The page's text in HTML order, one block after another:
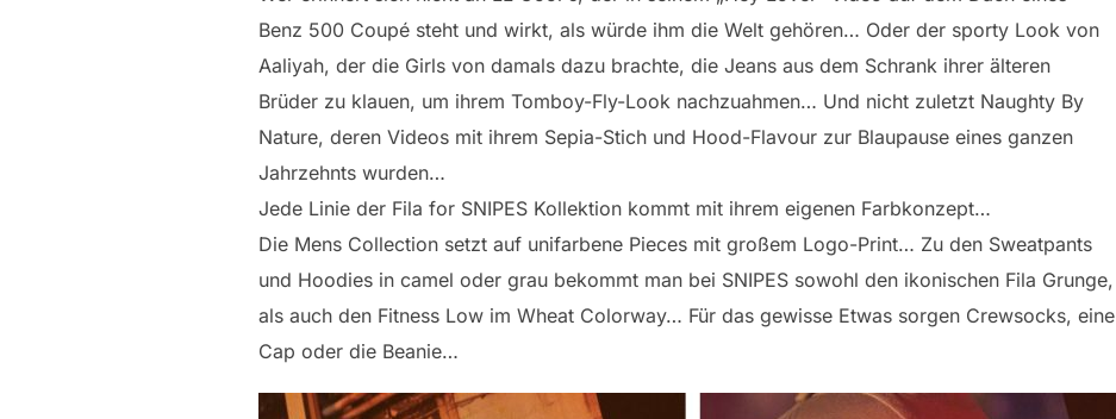
Benz 500 Coupé steht und wirkt, als würde ihm die Welt gehören… Oder der sporty Look von
Aaliyah, der die Girls von damals dazu brachte, die Jeans aus dem Schrank ihrer älteren
Brüder zu klauen, um ihrem Tomboy-Fly-Look nachzuahmen… Und nicht zuletzt Naughty By
Nature, deren Videos mit ihrem Sepia-Stich und Hood-Flavour zur Blaupause eines ganzen
Jahrzehnts wurden…
Jede Linie der Fila for SNIPES Kollektion kommt mit ihrem eigenen Farbkonzept…
Die Mens Collection setzt auf unifarbene Pieces mit großem Logo-Print… Zu den Sweatpants
und Hoodies in camel oder grau bekommt man bei SNIPES sowohl den ikonischen Fila Grunge,
als auch den Fitness Low im Wheat Colorway… Für das gewisse Etwas sorgen Crewsocks, eine
Cap oder die Beanie…